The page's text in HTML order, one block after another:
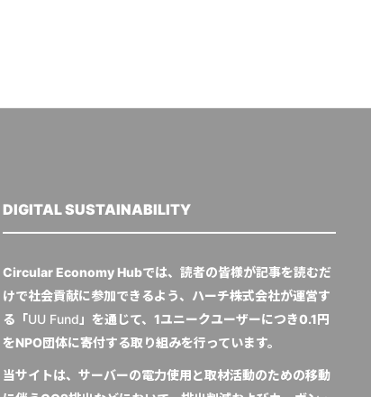
DIGITAL SUSTAINABILITY
Circular Economy Hubでは、読者の皆様が記事を読むだ
けで社会貢献に参加できるよう、ハーチ株式会社が運営す
る「UU Fund 」を通じて、1ユニークユーザーにつき0.1円
をNPO団体に寄付する取り組みを行っています。
当サイトは、サーバーの電力使用と取材活動のための移動